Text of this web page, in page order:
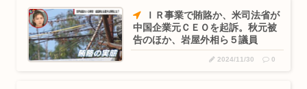
奥田いろはちゃん、市民プールで18m泳ぐ！！！【乃木坂46】
面白いシューティングゲーム教えろ
ＩＲ事業で賄賂か、米司法省が
中国企業元ＣＥＯを起訴。秋元被
告のほか、岩屋外相ら５議員
2024/11/30 0